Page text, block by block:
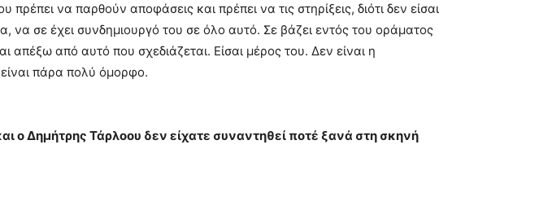
να παρθούν αποφάσεις και πρέπει να τις στηρίξεις, διότι δεν είσαι
σε έχει συνδημιουργό του σε όλο αυτό. Σε βάζει εντός του οράματος
απέξω από αυτό που σχεδιάζεται. Είσαι μέρος του. Δεν είναι η
πάρα πολύ όμορφο.
ο Δημήτρης Τάρλοου δεν είχατε συναντηθεί ποτέ ξανά στη σκηνή